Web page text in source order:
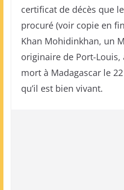
certificat de décès que
procuré (voir copie en
Khan Mohidinkhan, un
originaire de Port-Louis,
mort à Madagascar le
qu’il est bien vivant.